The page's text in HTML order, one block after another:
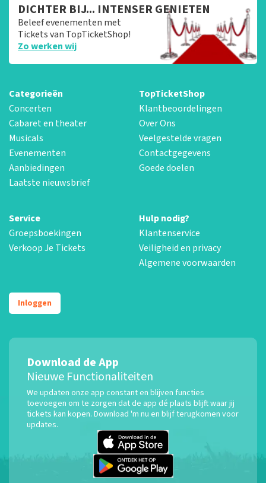
DICHTER BIJ... INTENSER GENIETEN
Beleef evenementen met
Tickets van TopTicketShop!
Zo werken wij
Categorieën
Concerten
Cabaret en theater
Musicals
Evenementen
Aanbiedingen
Laatste nieuwsbrief
TopTicketShop
Klantbeoordelingen
Over Ons
Veelgestelde vragen
Contactgegevens
Goede doelen
Service
Groepsboekingen
Verkoop Je Tickets
Hulp nodig?
Klantenservice
Veiligheid en privacy
Algemene voorwaarden
Inloggen
Download de App
Nieuwe Functionaliteiten
We updaten onze app constant en blijven functies
toevoegen om te zorgen dat de app dé plaats blijft waar jij
tickets kan kopen. Download 'm nu en blijf terugkomen voor
updates.